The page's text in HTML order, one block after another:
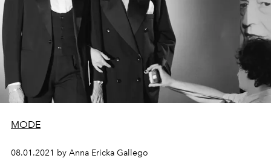
MODE
08.01.2021 by Anna Ericka Gallego